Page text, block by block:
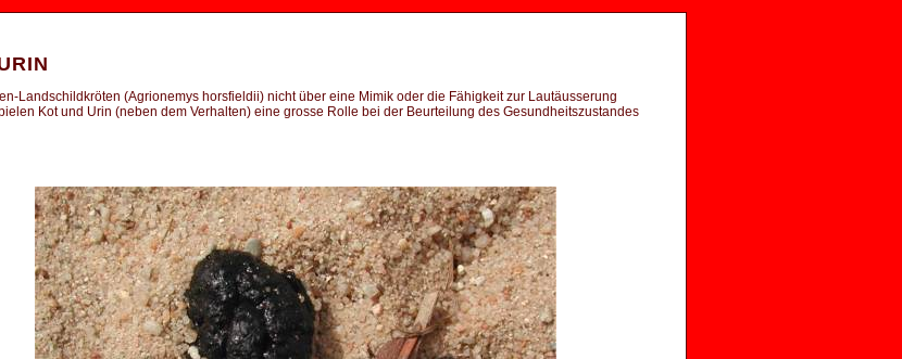
Landschildkröten (Agrionemys horsfieldii) nicht über eine Mimik oder die Fähigkeit zur Lautäusserung
Kot und Urin (neben dem Verhalten) eine grosse Rolle bei der Beurteilung des Gesundheitszustandes